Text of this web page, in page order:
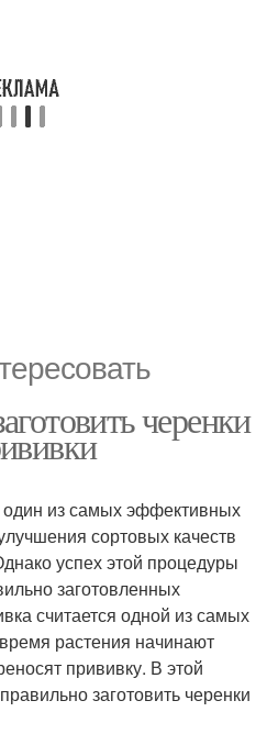
черенки
из самых эффективных
сортовых качеств
успех этой процедуры
заготовленных
считается одной из самых
растения начинают
прививку. В этой
заготовить черенки